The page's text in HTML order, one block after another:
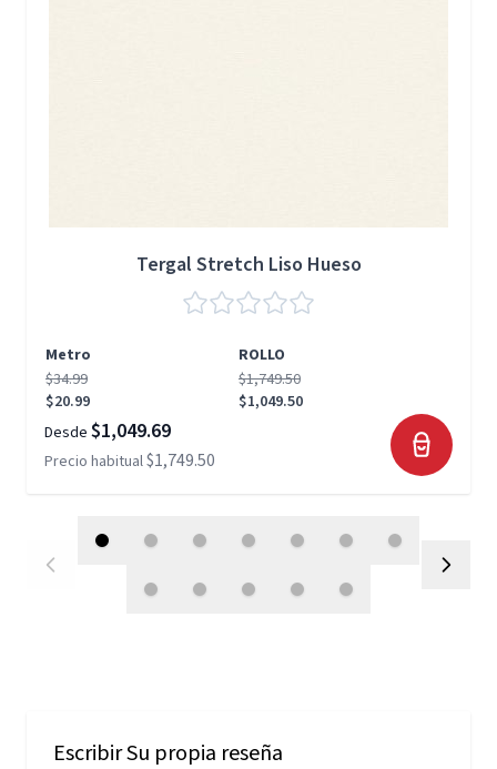
Tergal Stretch Liso Hueso
Metro
ROLLO
$34.99
$20.99
$1,749.50
$1,049.50
Desde $1,049.69
Precio habitual$1,749.50
Escribir Su propia reseña